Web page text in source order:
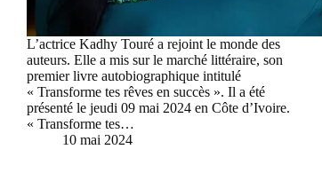
L’actrice Kadhy Touré a rejoint le monde des
auteurs. Elle a mis sur le marché littéraire, son
premier livre autobiographique intitulé
« Transforme tes rêves en succès ». Il a été
présenté le jeudi 09 mai 2024 en Côte d’Ivoire.
« Transforme tes…
10 mai 2024